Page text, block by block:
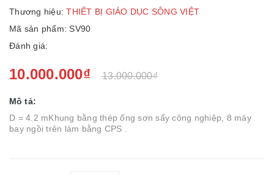
Thương hiệu: THIẾT BỊ GIÁO DỤC SÔNG VIỆT
Mã sản phẩm: SV90
Đánh giá:
10.000.000₫ 13.000.000₫
Mô tả:
D = 4.2 mKhung bằng thép ống sơn sấy công nghiệp, 8 máy
bay ngồi trên làm bằng CPS .